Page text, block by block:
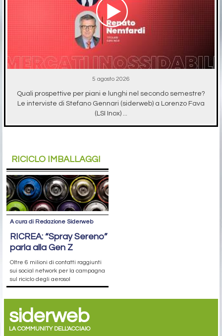
5 agosto 2026
Quali prospettive per piani e lunghi nel secondo semestre?
Le interviste di Stefano Gennari (siderweb) a Lorenzo Fava
(LSI Inox) ...
RICICLO IMBALLAGGI
A cura di Redazione Siderweb
RICREA: “Spray Sereno”
parla alla Gen Z
Oltre 6 milioni di contatti raggiunti
sui social network per la campagna
sul riciclo degli aerosol
siderweb
LA COMMUNITY DELL'ACCIAIO